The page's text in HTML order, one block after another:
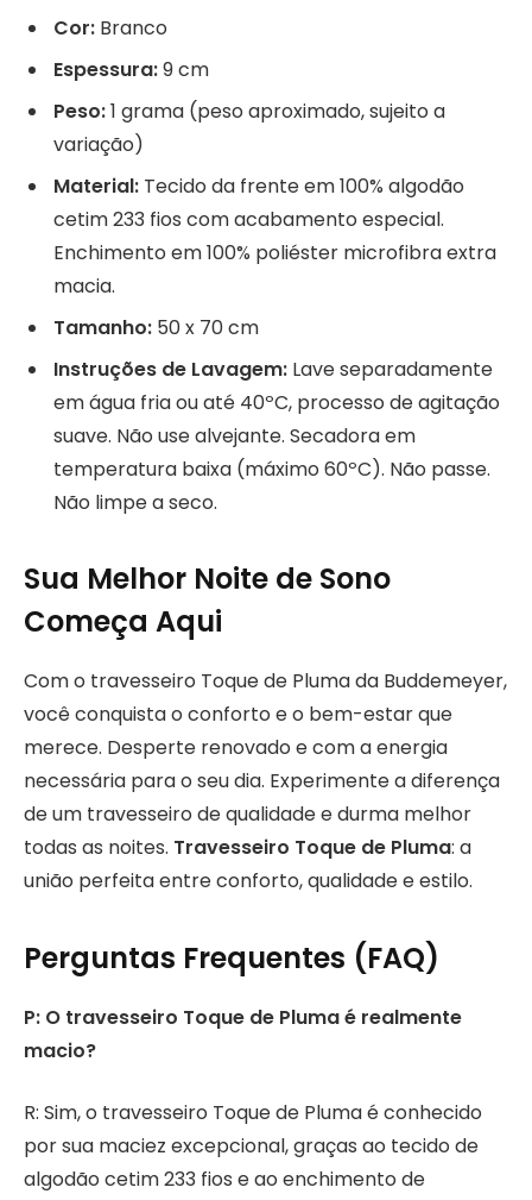
Cor: Branco
Espessura:9 cm
Peso:1 grama (peso aproximado, sujeito a
variação)
Material: Tecido da frente em 100% algodão
cetim 233 fios com acabamento especial.
Enchimento em 100% poliéster microfibra extra
macia.
Tamanho: 50 x 70 cm
Instruções de Lavagem: Lave separadamente
em água fria ou até 40ºC, processo de agitação
suave. Não use alvejante. Secadora em
temperatura baixa (máximo 60ºC). Não passe.
Não limpe a seco.
Sua Melhor Noite de Sono
Começa Aqui
Com o travesseiro Toque de Pluma da Buddemeyer,
você conquista o conforto e o bem-estar que
merece. Desperte renovado e com a energia
necessária para o seu dia. Experimente a diferença
de um travesseiro de qualidade e durma melhor
todas as noites. Travesseiro Toque de Pluma: a
união perfeita entre conforto, qualidade e estilo.
Perguntas Frequentes (FAQ)
P: O travesseiro Toque de Pluma é realmente
macio?
R: Sim, o travesseiro Toque de Pluma é conhecido
por sua maciez excepcional, graças ao tecido de
algodão cetim 233 fios e ao enchimento de